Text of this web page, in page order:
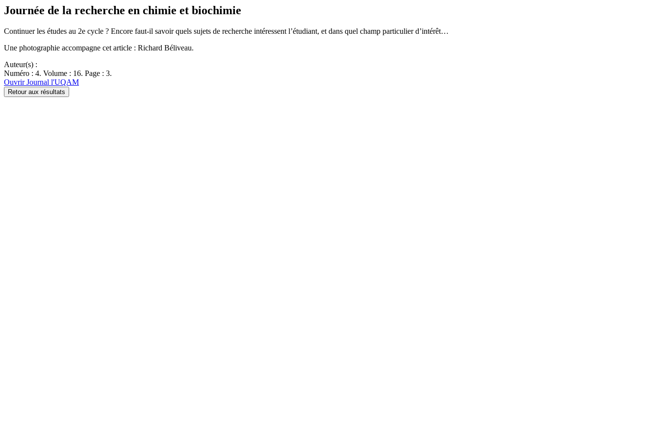
Journée de la recherche en chimie et biochimie
Continuer les études au 2e cycle ? Encore faut-il savoir quels sujets de recherche intéressent l’étudiant, et dans quel champ particulier d’intérêt…
Une photographie accompagne cet article : Richard Béliveau.
Auteur(s) :
Numéro : 4. Volume : 16. Page : 3.
Ouvrir Journal l'UQAM
Retour aux résultats